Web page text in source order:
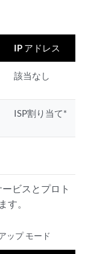
IP アドレス
該当なし
ISP割り当て*
ビスとプロト
す。
ップ モード